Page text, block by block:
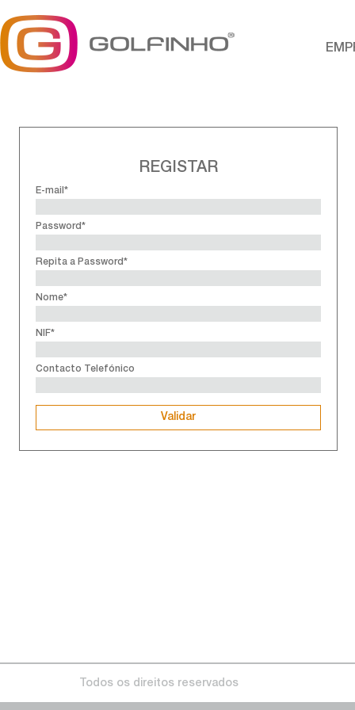
REGISTAR
E-mail*
Password*
Repita a Password*
Nome*
NIF*
Contacto Telefónico
Todos os direitos reservados